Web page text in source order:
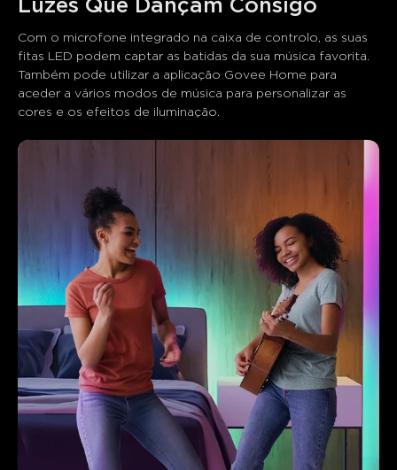
Com o microfone integrado na caixa de controlo, as suas
fitas LED podem captar as batidas da sua música favorita.
Também pode utilizar a aplicação Govee Home para
aceder a vários modos de música para personalizar as
cores e os efeitos de iluminação.